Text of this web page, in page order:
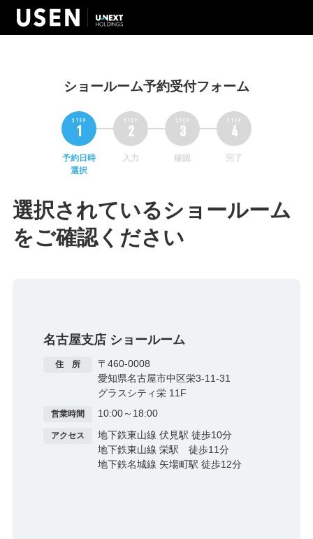
ショールーム予約受付フォーム
予約日時
選択
入力 確認 完了
選択されているショールーム
をご確認ください
名古屋支店 ショールーム
住 所
〒460-0008
愛知県名古屋市中区栄3-11-31
グラスシティ栄 11F​
営業時間 10:00～18:00
アクセス
地下鉄東山線 伏見駅 徒歩10分
地下鉄東山線 栄駅 徒歩11分
地下鉄名城線 矢場町駅 徒歩12分